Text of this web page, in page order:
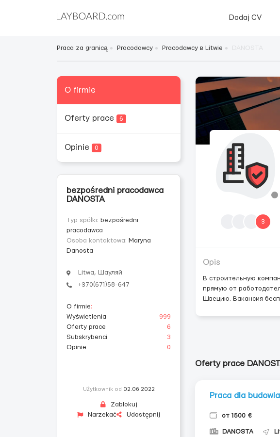
Dodaj CV
Praca za granicą Pracodawcy Pracodawcy в Litwie
O firmie
Oferty prace 6
Opinie 0
bezpośredni pracodawca
DANOSTA
Typ spółki: bezpośredni
pracodawca
Osoba kontaktowa: Maryna
Danosta
Litwa, Шауляй
+370(671)58-647
O firmie:
Wyświetlenia
999
Oferty prace
6
Subskrybenci
3
Opinie
0
Użytkownik od 02.06.2022
Zablokuj
Narzekać
Udostępnij
3
Opis
В строительную
прямую от
Швецию. Вакансия
Oferty prace
Praca dla
от 1500 €
DANOSTA